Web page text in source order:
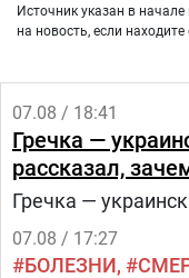
Источник указан в
на новость, если
07.08 / 18:41
Гречка —
рассказал,
Гречка —
07.08 / 17:27
БОЛЕЗНИ